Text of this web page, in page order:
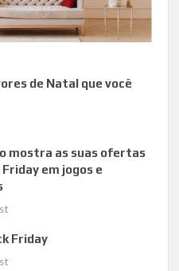
de Natal que você
mostra as suas ofertas
Friday em jogos e
Friday